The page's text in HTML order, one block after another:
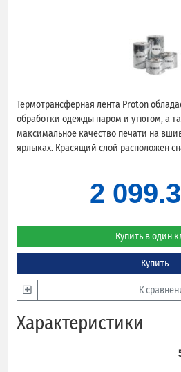
Термотрансферная лента Proton
обработки одежды паром и утюгом, а
максимальное качество печати на
ярлыках. Красящий слой расположен
2
Купить в один
Купить
К
Характеристики